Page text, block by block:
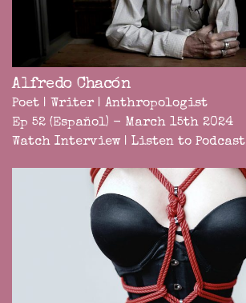
Alfredo Chacón
Poet | Writer | Anthropologist
Ep 52 (Español) - March 15th 2024
Watch Interview | Listen to Podcast